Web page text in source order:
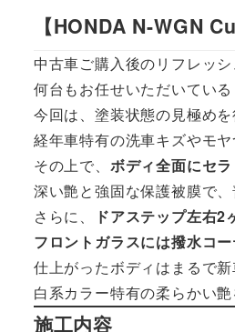
【HONDA N-WGN
中古車ご購入後のリフレッシ
何台もお任せいただいてい
今回は、塗装状態の見極め
経年車特有の洗車キズやモ
その上で、 ボディ全面にセ
深い艶と強固な保護被膜で
さらに、
ドアステップ左右2
フロントガラスには撥水コ
仕上がったボディはまるで新
白系カラー特有の柔らかい
施工内容